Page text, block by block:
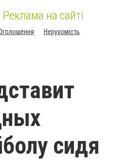
Реклама на сайті
Нерухомість
сидя